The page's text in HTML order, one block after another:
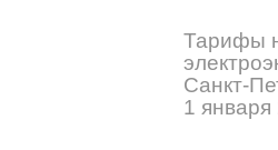
Тарифы
Санкт-
1 января